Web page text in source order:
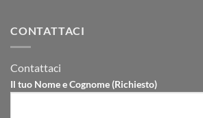
CONTATTACI
Contattaci
Il tuo Nome e Cognome (Richiesto)